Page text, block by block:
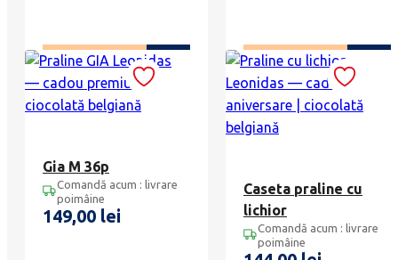
ADAUGĂ ÎN COȘ ADAUGĂ ÎN COȘ
Gia M 36p
Comandă acum : livrare
poimâine
149,00 lei
Caseta praline cu
lichior
Comandă acum : livrare
poimâine